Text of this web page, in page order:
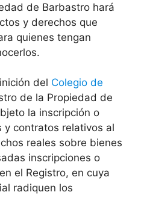
de Barbastro hará
y derechos que
quienes tengan
del Colegio de
de la Propiedad de
la inscripción o
y contratos relativos al
reales sobre bienes
inscripciones o
el Registro, en cuya
radiquen los